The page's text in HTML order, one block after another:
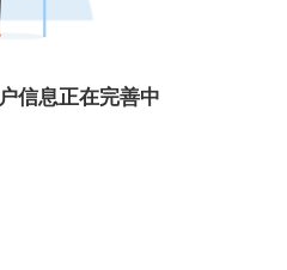
信息正在完善中